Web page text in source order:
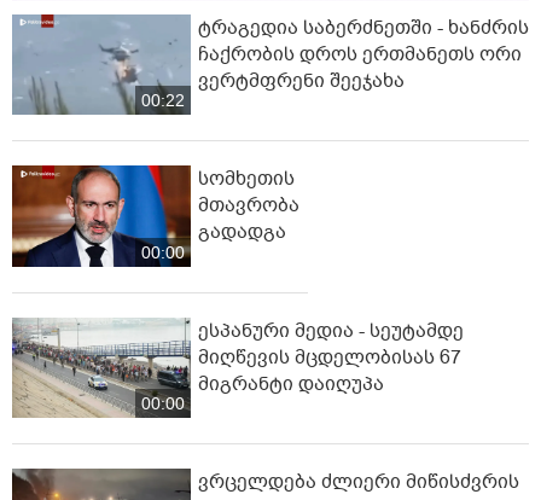
00:22
ტრაგედია საბერძნეთში - ხანძრის
ჩაქრობის დროს ერთმანეთს ორი
ვერტმფრენი შეეჯახა
00:00
სომხეთის
მთავრობა
გადადგა
00:00
ესპანური მედია - სეუტამდე
მიღწევის მცდელობისას 67
მიგრანტი დაიღუპა
ვრცელდება ძლიერი მიწისძვრის